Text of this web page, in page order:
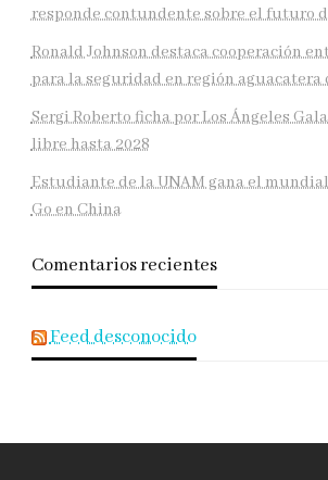
responde contundente sobre el futuro
Ronald Johnson destaca cooperación
para la seguridad en región aguacatera
Sergi Roberto ficha por Los Ángeles
libre hasta 2028
Estudiante de la UNAM gana el
Go en China
Comentarios recientes
Feed desconocido